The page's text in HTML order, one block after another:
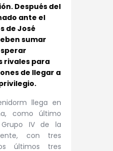
Después del
ante el
de José
sumar
rivales para
de llegar a
llega en
como último
IV de la
con tres
últimos tres